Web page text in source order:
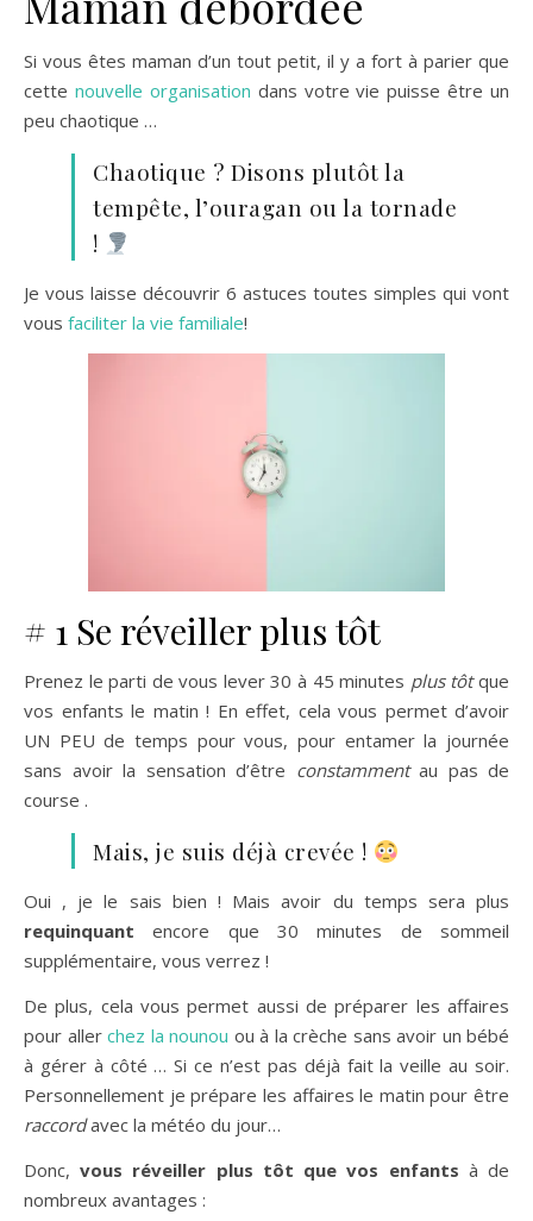
Si vous êtes maman d’un tout petit, il y a fort à parier que
cette nouvelle organisation dans votre vie puisse être un
peu chaotique …
Chaotique ? Disons plutôt la
tempête, l’ouragan ou la tornade
!
Je vous laisse découvrir 6 astuces toutes simples qui vont
vous faciliter la vie familiale!
# 1 Se réveiller plus tôt
Prenez le parti de vous lever 30 à 45 minutes plus tôtque
vos enfants le matin ! En effet, cela vous permet d’avoir
UN PEU de temps pour vous, pour entamer la journée
sans avoir la sensation d’être constammentau pas de
course .
Mais, je suis déjà crevée !
Oui , je le sais bien ! Mais avoir du temps sera plus
requinquant encore que 30 minutes de sommeil
supplémentaire, vous verrez !
De plus, cela vous permet aussi de préparer les affaires
pour aller chez la nounou ou à la crèche sans avoir un bébé
à gérer à côté … Si ce n’est pas déjà fait la veille au soir.
Personnellement je prépare les affaires le matin pour être
raccordavec la météo du jour…
Donc, vous réveiller plus tôt que vos enfants à de
nombreux avantages :